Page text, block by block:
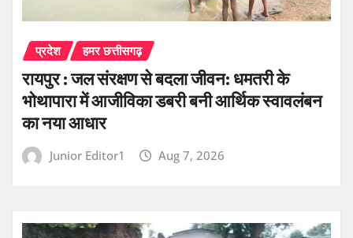
प्रदेश हमर छत्तीसगढ़
रायपुर : जल संरक्षण से बदला जीवन: धमतरी के
भोथापारा में आजीविका डबरी बनी आर्थिक स्वावलंबन
का नया आधार
Junior Editor1 Aug 7, 2026